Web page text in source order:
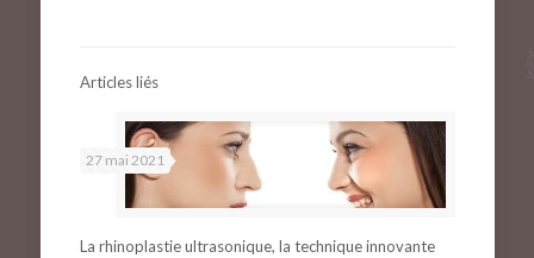
Articles liés
27 mai 2021
La rhinoplastie ultrasonique, la technique innovante